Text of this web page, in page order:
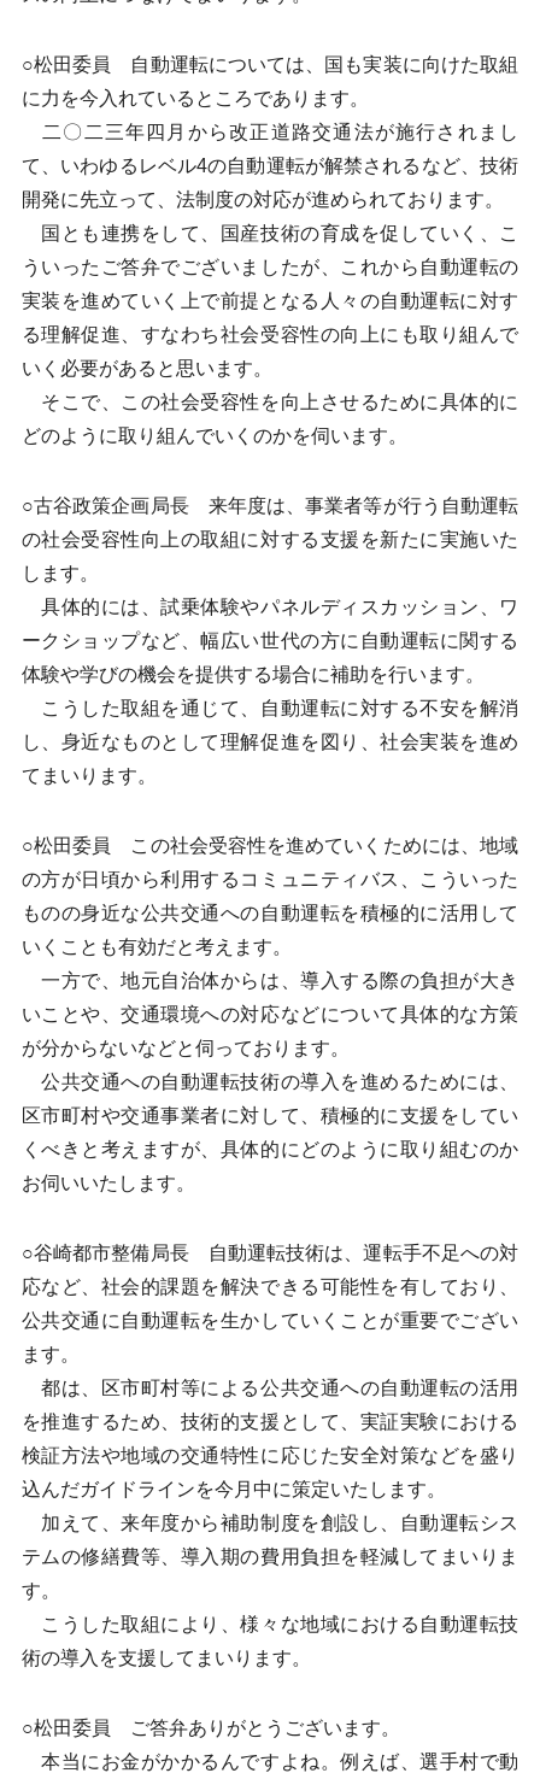
○松田委員 自動運転については、国も実装に向けた取組
に力を今入れているところであります。
二〇二三年四月から改正道路交通法が施行されまし
て、いわゆるレベル4の自動運転が解禁されるなど、技術
開発に先立って、法制度の対応が進められております。
国とも連携をして、国産技術の育成を促していく、こ
ういったご答弁でございましたが、これから自動運転の
実装を進めていく上で前提となる人々の自動運転に対す
る理解促進、すなわち社会受容性の向上にも取り組んで
いく必要があると思います。
そこで、この社会受容性を向上させるために具体的に
どのように取り組んでいくのかを伺います。
○古谷政策企画局長 来年度は、事業者等が行う自動運転
の社会受容性向上の取組に対する支援を新たに実施いた
します。
具体的には、試乗体験やパネルディスカッション、ワ
ークショップなど、幅広い世代の方に自動運転に関する
体験や学びの機会を提供する場合に補助を行います。
こうした取組を通じて、自動運転に対する不安を解消
し、身近なものとして理解促進を図り、社会実装を進め
てまいります。
○松田委員 この社会受容性を進めていくためには、地域
の方が日頃から利用するコミュニティバス、こういった
ものの身近な公共交通への自動運転を積極的に活用して
いくことも有効だと考えます。
一方で、地元自治体からは、導入する際の負担が大き
いことや、交通環境への対応などについて具体的な方策
が分からないなどと伺っております。
公共交通への自動運転技術の導入を進めるためには、
区市町村や交通事業者に対して、積極的に支援をしてい
くべきと考えますが、具体的にどのように取り組むのか
お伺いいたします。
○谷崎都市整備局長 自動運転技術は、運転手不足への対
応など、社会的課題を解決できる可能性を有しており、
公共交通に自動運転を生かしていくことが重要でござい
ます。
都は、区市町村等による公共交通への自動運転の活用
を推進するため、技術的支援として、実証実験における
検証方法や地域の交通特性に応じた安全対策などを盛り
込んだガイドラインを今月中に策定いたします。
加えて、来年度から補助制度を創設し、自動運転シス
テムの修繕費等、導入期の費用負担を軽減してまいりま
す。
こうした取組により、様々な地域における自動運転技
術の導入を支援してまいります。
○松田委員 ご答弁ありがとうございます。
本当にお金がかかるんですよね。例えば、選手村で動